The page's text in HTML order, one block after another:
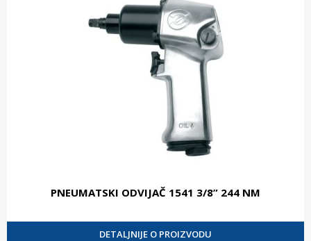
PNEUMATSKI ODVIJAČ 1541 3/8” 244 NM
DETALJNIJE O PROIZVODU